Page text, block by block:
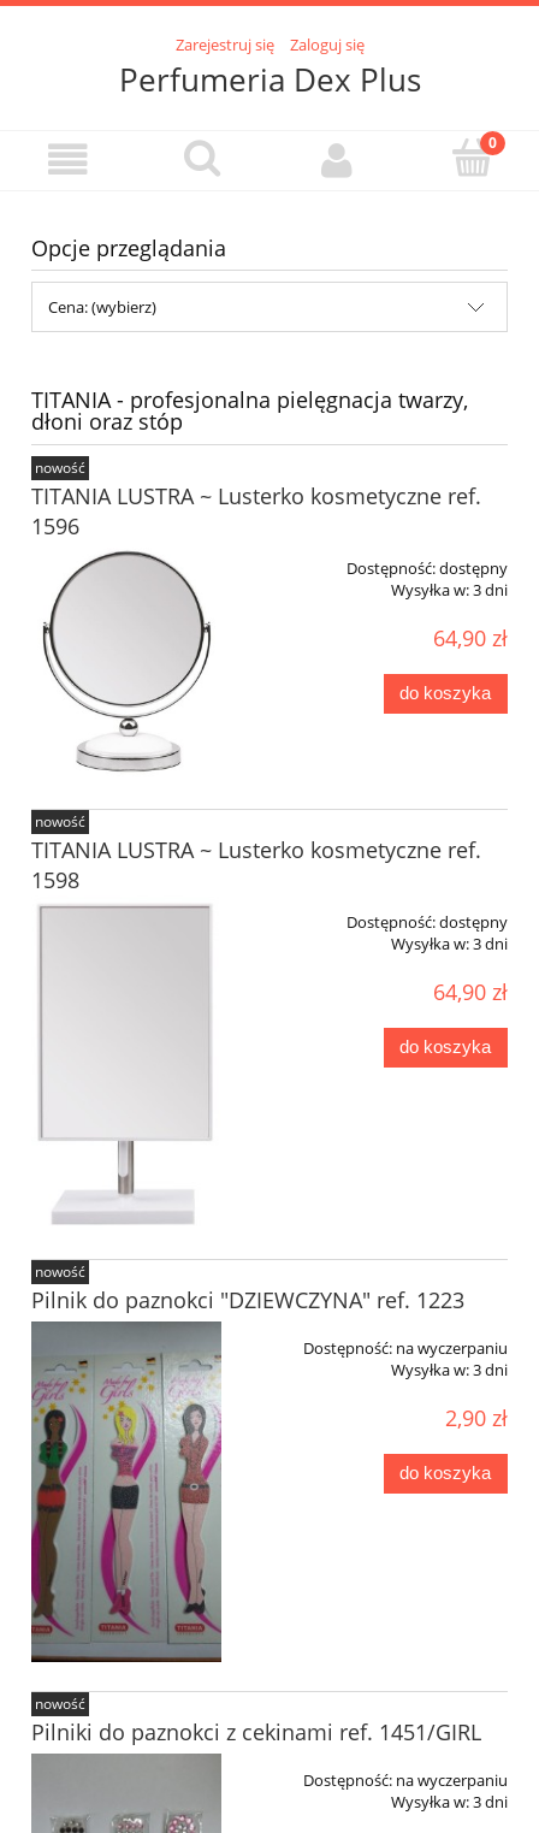
Zarejestruj się Zaloguj się
Perfumeria Dex Plus
Opcje przeglądania
Cena: (wybierz)
TITANIA - profesjonalna pielęgnacja twarzy,
dłoni oraz stóp
TITANIA LUSTRA ~ Lusterko kosmetyczne ref.
1596
Dostępność:dostępny
Wysyłka w:3 dni
64,90 zł
do koszyka
nowość
TITANIA LUSTRA ~ Lusterko kosmetyczne ref.
1598
Dostępność:dostępny
Wysyłka w:3 dni
64,90 zł
do koszyka
nowość
Pilnik do paznokci "DZIEWCZYNA" ref. 1223
Dostępność: na wyczerpaniu
Wysyłka w:3 dni
2,90 zł
do koszyka
nowość
Pilniki do paznokci z cekinami ref. 1451/GIRL
Dostępność: na wyczerpaniu
Wysyłka w:3 dni
nowość